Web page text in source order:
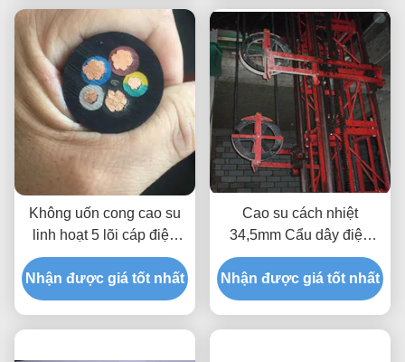
Không uốn cong cao su
linh hoạt 5 lõi cáp điện
CCC được phê duyệt
Nhận được giá tốt nhất
Cao su cách nhiệt
34,5mm Cẩu dây điện
chống va chạm
Nhận được giá tốt nhất